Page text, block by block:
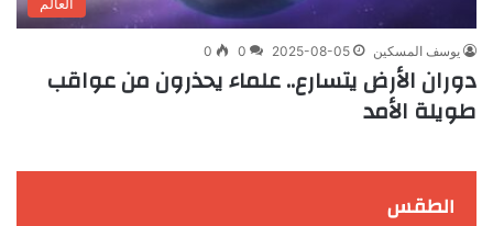
يوسف المسكين 2025-08-05
0
0
دوران الأرض يتسارع.. علماء يحذرون من عواقب
طويلة الأمد
الطقس